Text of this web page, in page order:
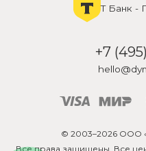
Т Банк -
+7
© 2003–2026 ООО
Все права защищены. Все